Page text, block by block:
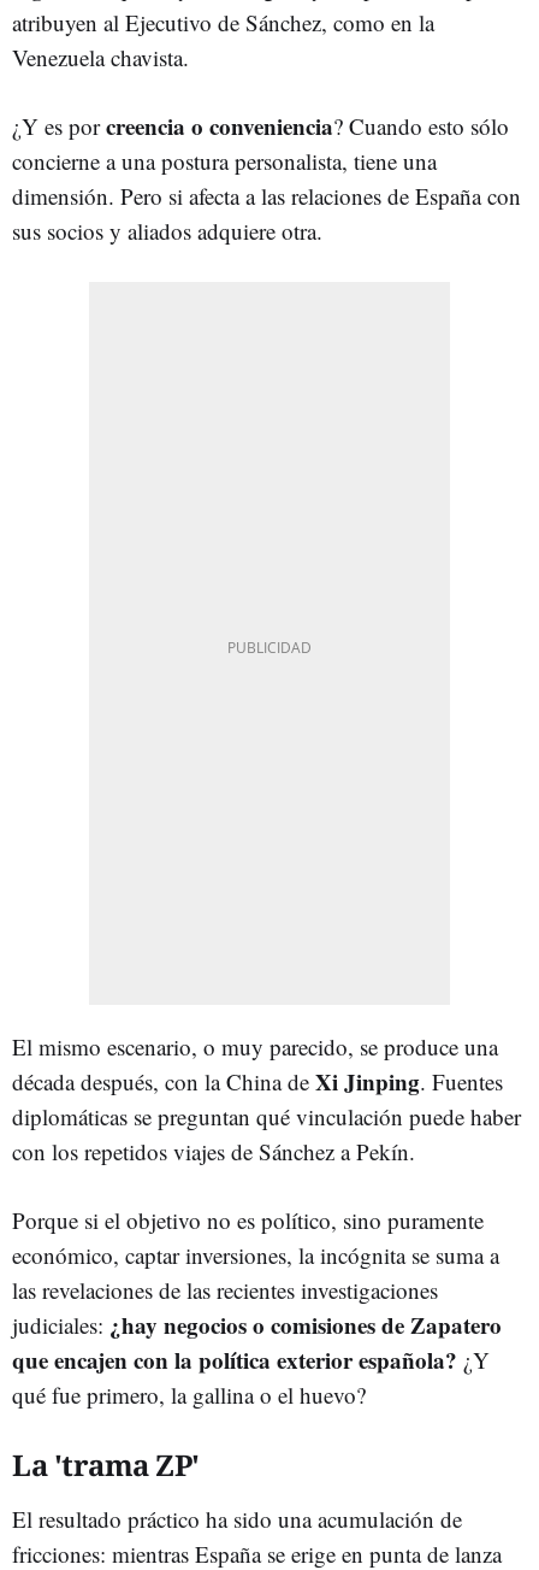
atribuyen al Ejecutivo de Sánchez, como en la
Venezuela chavista.
¿Y es porcreencia o conveniencia? Cuando esto sólo
concierne a una postura personalista, tiene una
dimensión. Pero si afecta a las relaciones de España con
sus socios y aliados adquiere otra.
El mismo escenario, o muy parecido, se produce una
década después, con la China de Xi Jinping. Fuentes
diplomáticas se preguntan qué vinculación puede haber
con los repetidos viajes de Sánchez a Pekín.
Porque si el objetivo no es político, sino puramente
económico, captar inversiones, la incógnita se suma a
las revelaciones de las recientes investigaciones
judiciales: ¿hay negocios o comisiones de Zapatero
que encajen con la política exterior española? ¿Y
qué fue primero, la gallina o el huevo?
La 'trama ZP'
El resultado práctico ha sido una acumulación de
fricciones: mientras España se erige en punta de lanza